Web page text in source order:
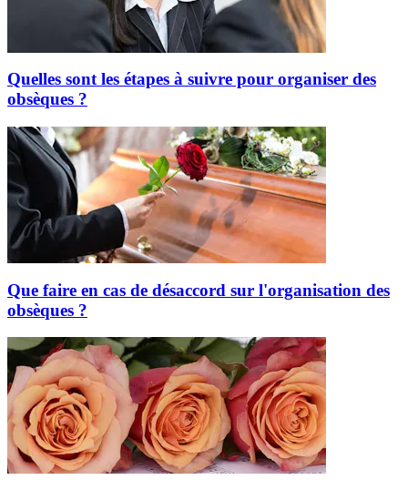
Quelles sont les étapes à suivre pour organiser des
obsèques ?
Que faire en cas de désaccord sur l'organisation des
obsèques ?